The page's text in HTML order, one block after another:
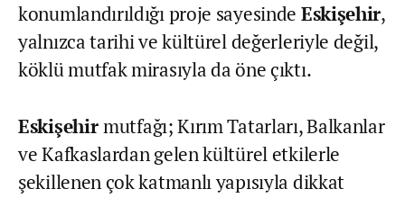
konumlandırıldığı proje sayesinde Eskişehir,
yalnızca tarihi ve kültürel değerleriyle değil,
köklü mutfak mirasıyla da öne çıktı.
Eskişehirmutfağı; Kırım Tatarları, Balkanlar
ve Kafkaslardan gelen kültürel etkilerle
şekillenen çok katmanlı yapısıyla dikkat